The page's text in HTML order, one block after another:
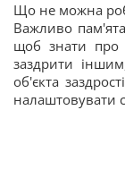
Що не можна
Важливо
щоб знати про
заздрити
об'єкта
налаштовувати